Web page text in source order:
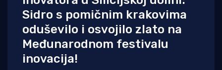
Sidro s pomičnim krakovima
oduševilo i osvojilo zlato na
Međunarodnom festivalu
inovacija!